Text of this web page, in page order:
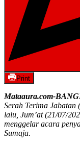
Print
Mataaura.com-
Serah Terima
lalu, Jum’at (21/07/
menggelar acara
Sumaja.